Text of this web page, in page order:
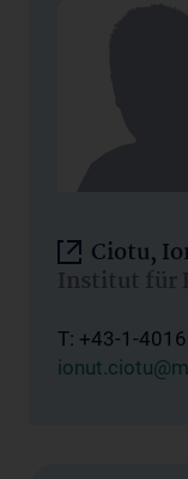
Ciotu,
Institut für
T: +43-1-